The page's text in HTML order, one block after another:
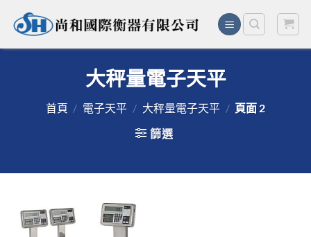
大秤量電子天平
首頁 / 電子天平 / 大秤量電子天平 / 頁面 2
篩選